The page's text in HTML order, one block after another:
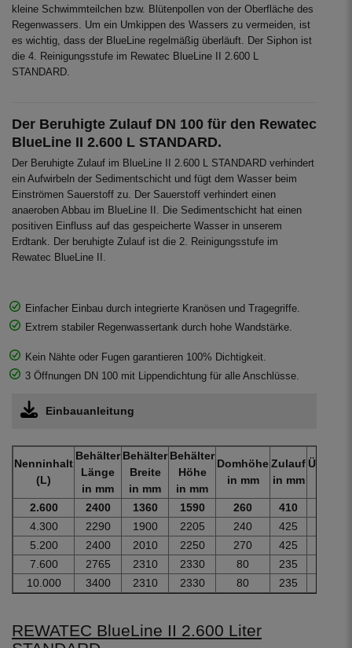
kleine Schwimmteilchen bzw. Blütenpollen von der Oberfläche des
Regenwassers. Um ein Umkippen des Wassers zu vermeiden, ist
es wichtig, dass der BlueLine regelmäßig überläuft. Der Siphon ist
die 4. Reinigungsstufe im Rewatec BlueLine II 2.600 L
STANDARD.
Der Beruhigte Zulauf DN 100 für den Rewatec
BlueLine II 2.600 L STANDARD.
Der Beruhigte Zulauf im BlueLine II 2.600 L STANDARD verhindert
ein Aufwirbeln der Sedimentschicht und fügt dem Wasser beim
Einströmen Sauerstoff zu. Der Sauerstoff verhindert einen
anaeroben Abbau im BlueLine II. Die Sedimentschicht hat einen
positiven Einfluss auf das gespeicherte Wasser in unserem
Erdtank. Der beruhigte Zulauf ist die 2. Reinigungsstufe im
Rewatec BlueLine II.
Einfacher Einbau durch integrierte Kranösen und Tragegriffe.
Extrem stabiler Regenwassertank durch hohe Wandstärke.
Kein Nähte oder Fugen garantieren 100% Dichtigkeit.
3 Öffnungen DN 100 mit Lippendichtung für alle Anschlüsse.
Einbauanleitung
Nenninhalt
(L)
Behälter
Länge
in mm
Behälter
Breite
in mm
Behälter
Höhe
in mm
Domhöhe
in mm
Zulauf
in mm
2.600 2400 1360 1590 260 410
4.300
2290 1900 2205 240 425
5.200
2400 2010 2250 270 425
7.600
2765 2310 2330 80 235
10.000
3400 2310 2330 80 235
REWATEC BlueLine II 2.600 Liter